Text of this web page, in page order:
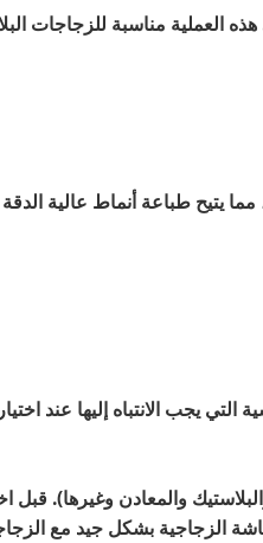
العملية مناسبة للزجاجات
طباعة أنماط عالية الدقة
يجب الانتباه إليها عند
والمعادن وغيرها). قبل
الزجاجية بشكل جيد مع